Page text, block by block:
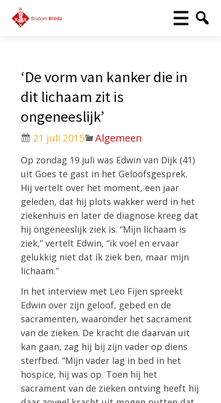
‘De vorm van kanker die in
dit lichaam zit is
ongeneeslijk’
21 juli 2015 Algemeen
Op zondag 19 juli was Edwin van Dijk (41)
uit Goes te gast in het Geloofsgesprek.
Hij vertelt over het moment, een jaar
geleden, dat hij plots wakker werd in het
ziekenhuis en later de diagnose kreeg dat
hij ongeneeslijk ziek is. “Mijn lichaam is
ziek,” vertelt Edwin, “ik voel en ervaar
gelukkig niet dat ík ziek ben, maar mijn
lichaam.”
In het interview met Leo Fijen spreekt
Edwin over zijn geloof, gebed en de
sacramenten, waaronder het sacrament
van de zieken. De kracht die daarvan uit
kan gaan, zag hij bij zijn vader op diens
sterfbed. “Mijn vader lag in bed in het
hospice, hij was op. Toen hij het
sacrament van de zieken ontving heeft hij